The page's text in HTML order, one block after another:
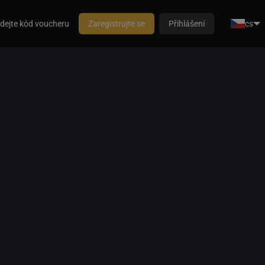
kód voucheru Zaregistrujte se Přihlášení cs